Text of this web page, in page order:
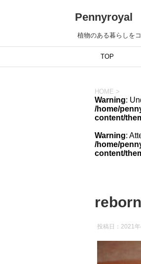
Pennyroyal
植物のある暮らしを
TOP
HOME >
Warning:
/home/
content/
Warning:
/home/
content/
投稿日： 2021